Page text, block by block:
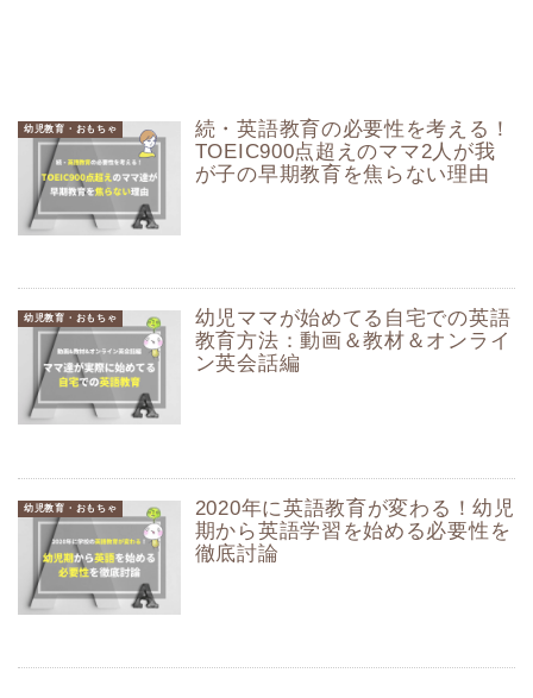
幼児教育・おもちゃ
続・英語教育の必要性を考える！
TOEIC900点超えのママ2人が我
が子の早期教育を焦らない理由
幼児教育・おもちゃ
幼児ママが始めてる自宅での英語
教育方法：動画＆教材＆オンライ
ン英会話編
幼児教育・おもちゃ
2020年に英語教育が変わる！幼児
期から英語学習を始める必要性を
徹底討論